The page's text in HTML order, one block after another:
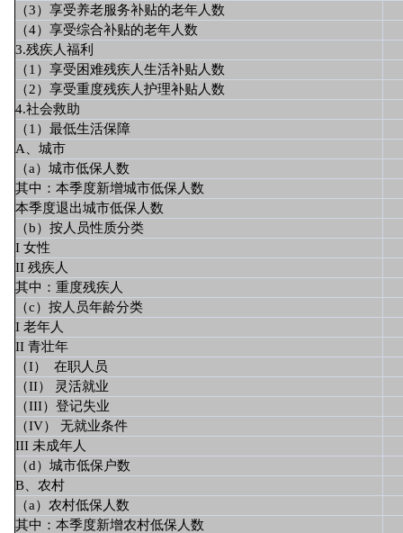
（3）享受养老服务补贴的老年人数
（4）享受综合补贴的老年人数
3.残疾人福利
（1）享受困难残疾人生活补贴人数
（2）享受重度残疾人护理补贴人数
4.社会救助
（1）最低生活保障
A、城市
（a）城市低保人数
其中：本季度新增城市低保人数
本季度退出城市低保人数
（b）按人员性质分类
I 女性
II 残疾人
其中：重度残疾人
（c）按人员年龄分类
I 老年人
II 青壮年
（I） 在职人员
（II） 灵活就业
（III）登记失业
（IV） 无就业条件
III 未成年人
（d）城市低保户数
B、农村
（a）农村低保人数
其中：本季度新增农村低保人数